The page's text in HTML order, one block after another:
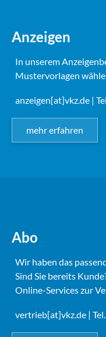
Anzeigen
In unserem
Mustervorlagen
anzeigen[at]vkz.de |
mehr erfahren
Abo
Wir haben das
Sind Sie bereits
Online-Services zur
vertrieb[at]vkz.de |